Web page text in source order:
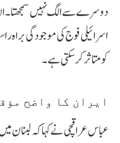
دوسرے سے الگ نہیں سمجھتا۔
اسرائیلی فوج کی موجودگی
کو متاثر کر سکتی ہے۔
ایران کا واضح
عباس عراقچی نے کہا کہ لبنان